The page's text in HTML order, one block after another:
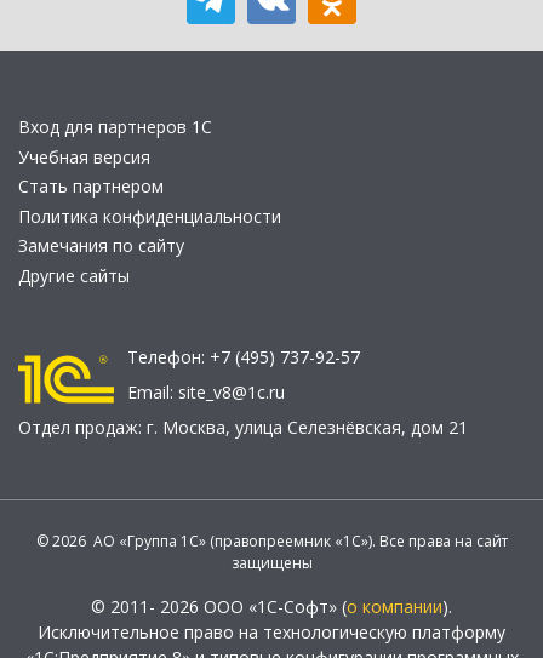
Вход для партнеров 1С
Учебная версия
Стать партнером
Политика конфиденциальности
Замечания по сайту
Другие сайты
Телефон: +7 (495) 737-92-57
Email: site_v8@1c.ru
Отдел продаж: г. Москва, улица Селезнёвская, дом 21
© 2026 АО «Группа 1С» (правопреемник «1С»). Все права на сайт
защищены
© 2011- 2026 ООО «1С-Софт» (о компании).
Исключительное право на технологическую платформу